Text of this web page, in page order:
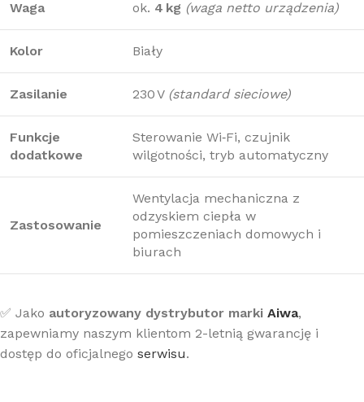
Waga ok. 4 kg (waga netto urządzenia)
Kolor Biały
Zasilanie 230 V (standard sieciowe)
Funkcje
dodatkowe
Sterowanie Wi‑Fi, czujnik
wilgotności, tryb automatyczny
Zastosowanie
Wentylacja mechaniczna z
odzyskiem ciepła w
pomieszczeniach domowych i
biurach
✅ Jako autoryzowany dystrybutor marki Aiwa,
zapewniamy naszym klientom 2-letnią gwarancję i
dostęp do oficjalnego serwisu.